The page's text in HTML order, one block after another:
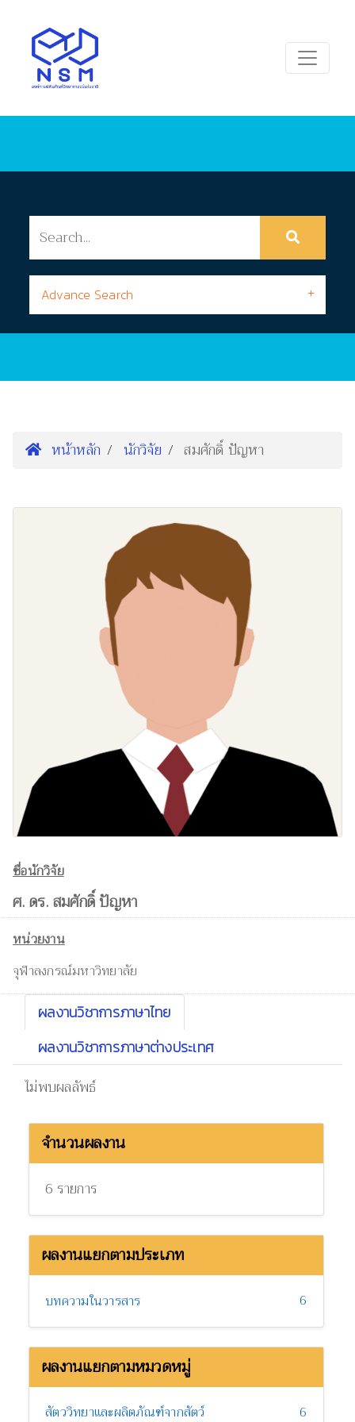
Advance Search
หน้าหลัก นักวิจัย สมศักดิ์ ปัญหา
ชื่อนักวิจัย
ศ. ดร. สมศักดิ์ ปัญหา
หน่วยงาน
จุฬาลงกรณ์มหาวิทยาลัย
ผลงานวิชาการภาษาไทย
ผลงานวิชาการภาษาต่างประเทศ
ไม่พบผลลัพธ์
จำนวนผลงาน
6 รายการ
ผลงานแยกตามประเภท
บทความในวารสาร 6
ผลงานแยกตามหมวดหมู่
สัตววิทยาและผลิตภัณฑ์จากสัตว์ 6